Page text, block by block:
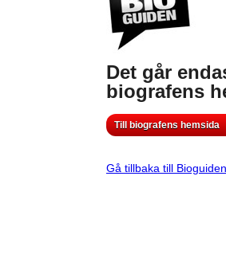
Det går
biografens
Till biografens hemsida
Gå tillbaka till Bioguiden